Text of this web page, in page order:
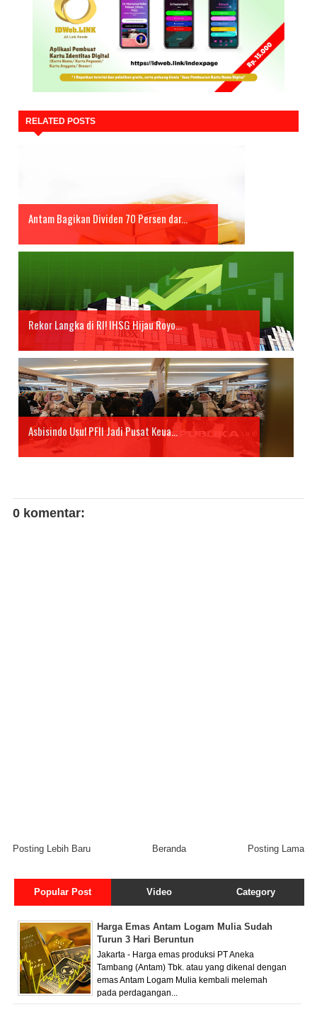
RELATED POSTS
Antam Bagikan Dividen 70 Persen dar...
Rekor Langka di RI! IHSG Hijau Royo...
Asbisindo Usul PFII Jadi Pusat Keua...
0 komentar:
Posting Lebih Baru Posting Lama
Beranda
Popular Post Video Category
Harga Emas Antam Logam Mulia Sudah
Turun 3 Hari Beruntun
Jakarta - Harga emas produksi PT Aneka
Tambang (Antam) Tbk. atau yang dikenal dengan
emas Antam Logam Mulia kembali melemah
pada perdagangan...